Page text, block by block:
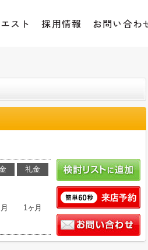
スト 採用情報 お問い合わ
礼金
1ヶ月